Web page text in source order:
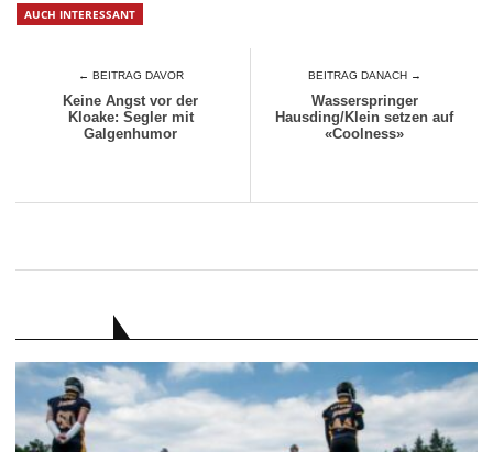
AUCH INTERESSANT
← BEITRAG DAVOR
Keine Angst vor der
Kloake: Segler mit
Galgenhumor
BEITRAG DANACH →
Wasserspringer
Hausding/Klein setzen auf
«Coolness»